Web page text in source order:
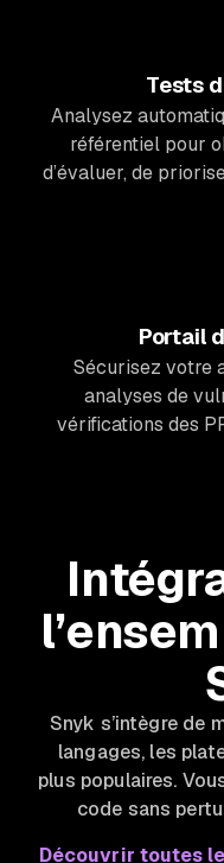
Tests
Analysez
référentiel pour
d’évaluer, de
Portail
Sécurisez votre
analyses de
vérifications des
Snyk s’intègre de
langages, les
plus populaires.
code sans
Découvrir toutes